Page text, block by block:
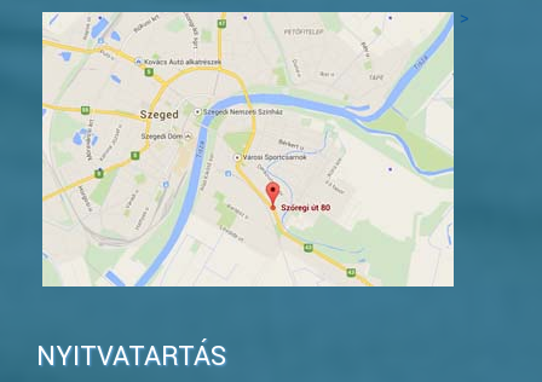
>
NYITVATARTÁS